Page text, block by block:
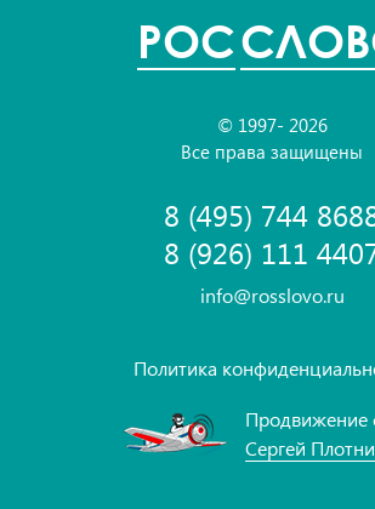
POC
© 1997- 2026
Все права защищены
8 (495) 744
8 (926) 111
info@rosslovo.ru
Политика
Продвижение
Сергей